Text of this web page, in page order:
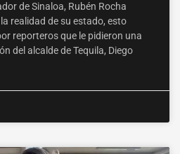
de Sinaloa, Rubén Rocha
realidad de su estado, esto
reporteros que le pidieron una
del alcalde de Tequila, Diego